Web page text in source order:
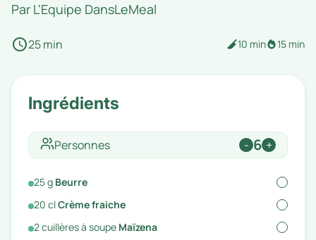
Par L'Equipe DansLeMeal
25 min 10 min 15 min
Ingrédients
Personnes - 6 +
25g Beurre
20 clCrème fraiche
2cuillères à soupe Maïzena